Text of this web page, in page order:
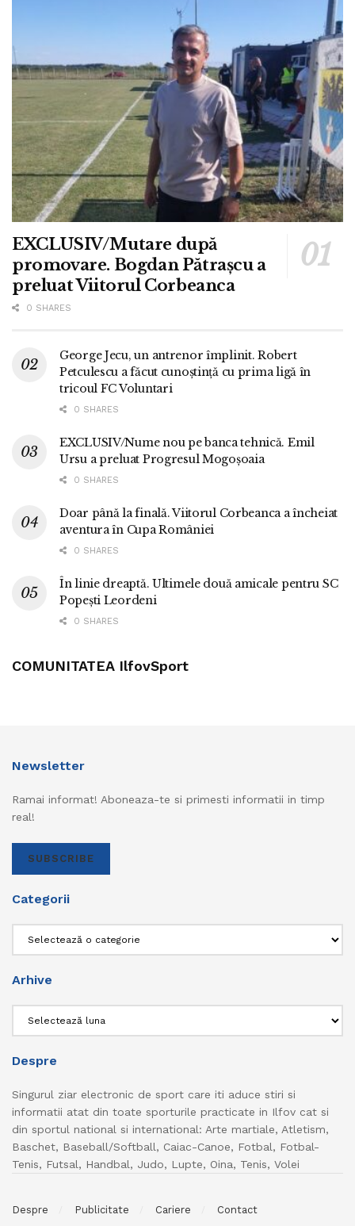
EXCLUSIV/Mutare după
promovare. Bogdan Pătrașcu a
preluat Viitorul Corbeanca
0 SHARES
George Jecu, un antrenor împlinit. Robert
Petculescu a făcut cunoștință cu prima ligă în
tricoul FC Voluntari
0 SHARES
EXCLUSIV/Nume nou pe banca tehnică. Emil
Ursu a preluat Progresul Mogoșoaia
0 SHARES
Doar până la finală. Viitorul Corbeanca a încheiat
aventura în Cupa României
0 SHARES
În linie dreaptă. Ultimele două amicale pentru SC
Popești Leordeni
0 SHARES
COMUNITATEA IlfovSport
Newsletter
Ramai informat! Aboneaza-te si primesti informatii in timp
real!
SUBSCRIBE
Categorii
Arhive
Despre
Singurul ziar electronic de sport care iti aduce stiri si
informatii atat din toate sporturile practicate in Ilfov cat si
din sportul national si international: Arte martiale, Atletism,
Baschet, Baseball/Softball, Caiac-Canoe, Fotbal, Fotbal-
Tenis, Futsal, Handbal, Judo, Lupte, Oina, Tenis, Volei
Despre Publicitate Cariere Contact